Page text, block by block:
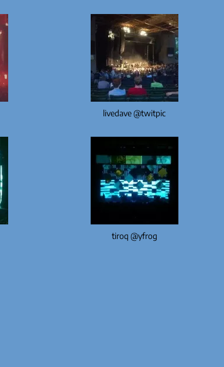
livedave @twitpic
tiroq @yfrog